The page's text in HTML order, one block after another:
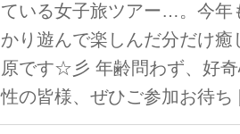
ている女子旅ツアー…。今年
かり遊んで楽しんだ分だけ
原です☆彡 年齢問わず、好
性の皆様、ぜひご参加お待